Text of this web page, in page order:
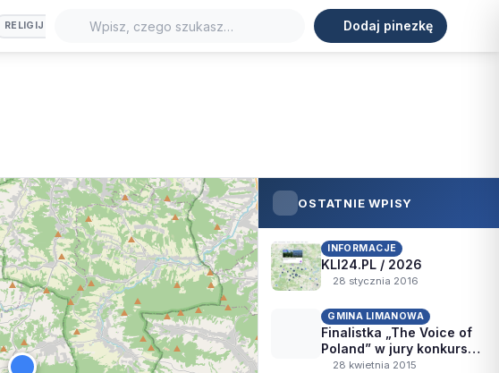
RELIGIJNE SPORT TURYSTYKA ZABYTKI
Szukaj
Dodaj pinezkę
OSTATNIE WPISY
INFORMACJE
KLI24.PL / 2026
28 stycznia 2016
GMINA LIMANOWA
Finalistka „The Voice of
Poland” w jury konkursu
„MaGa”
28 kwietnia 2015